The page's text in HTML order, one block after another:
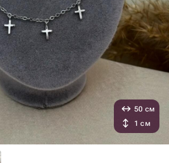
50 см
1 см